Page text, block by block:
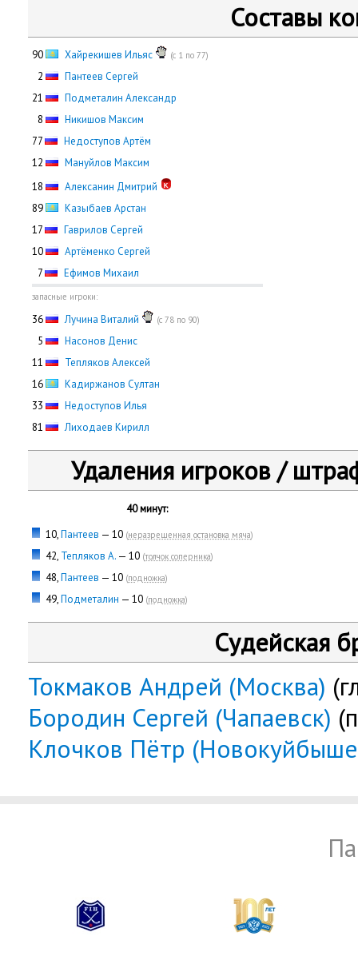
Составы
90 Хайрекишев Ильяс (с 1 по 77)
2
Пантеев Сергей
21
Подметалин Александр
8
Никишов Максим
77
Недоступов Артём
12
Мануйлов Максим
18
Алексанин Дмитрий
89
Казыбаев Арстан
17
Гаврилов Сергей
10
Артёменко Сергей
7 Ефимов Михаил
запасные игроки:
36 Лучина Виталий (с 78 по 90)
5
Насонов Денис
11
Тепляков Алексей
16
Кадиржанов Султан
33
Недоступов Илья
81
Лиходаев Кирилл
Удаления игроков /
40 минут:
10,Пантеев — 10 (неразрешенная остановка мяча)
42, Тепляков А. — 10 (толчок соперника)
48,Пантеев — 10 (подножка)
49,Подметалин — 10 (подножка)
Судейская
Токмаков Андрей (Москва)
Бородин Сергей (Чапаевск)
Клочков Пётр